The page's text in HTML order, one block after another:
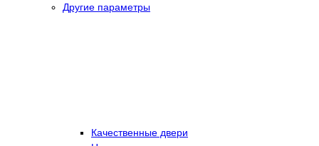
Другие параметры
Качественные двери